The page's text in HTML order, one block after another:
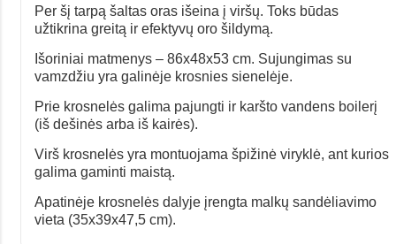
Per šį tarpą šaltas oras išeina į viršų. Toks būdas
užtikrina greitą ir efektyvų oro šildymą.
Išoriniai matmenys – 86x48x53 cm. Sujungimas su
vamzdžiu yra galinėje krosnies sienelėje.
Prie krosnelės galima pajungti ir karšto vandens boilerį
(iš dešinės arba iš kairės).
Virš krosnelės yra montuojama špižinė viryklė, ant kurios
galima gaminti maistą.
Apatinėje krosnelės dalyje įrengta malkų sandėliavimo
vieta (35x39x47,5 cm).